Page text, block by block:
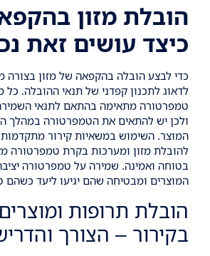
הובלת מזון
כיצד עושים זאת
כדי לבצע הובלה בהקפאה של מזון בצורה
לדאוג לתכנון קפדני של תנאי ההובלה. כל
טמפרטורה מתאימה בהתאם לתנאי השמירה
ולכן יש להתאים את הטמפרטורה במהלך
המוצר. השימוש במשאיות קירור
להובלת מזון ומערכות בקרת טמפרטורה
בטוחה ואמינה. שמירה על טמפרטורה
המוצרים ומבטיחה שהם יגיעו ליעד כשהם
הובלת תרופות
בקירור – הצורך